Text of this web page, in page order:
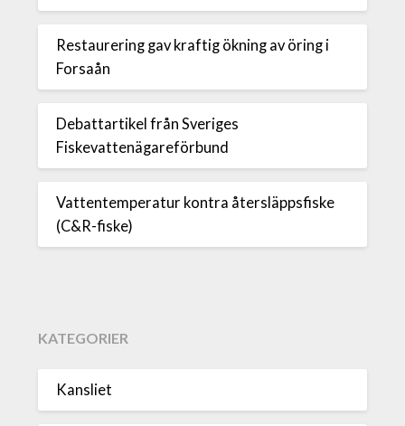
Restaurering gav kraftig ökning av öring i
Forsaån
Debattartikel från Sveriges
Fiskevattenägareförbund
Vattentemperatur kontra återsläppsfiske
(C&R-fiske)
KATEGORIER
Kansliet